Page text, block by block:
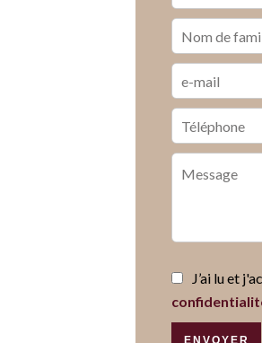
J’ai lu et
ENVOYER